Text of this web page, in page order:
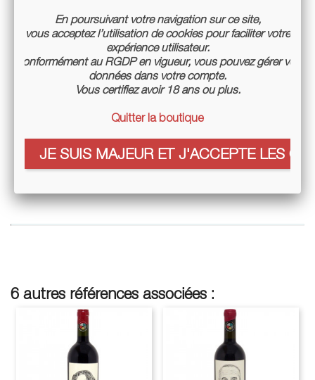
Prix
43,00 €
6 autres références associées :
En poursuivant votre navigation sur ce site,
vous acceptez l’utilisation de cookies pour faciliter votre
expérience utilisateur.
Conformément au RGDP en vigueur, vous pouvez gérer vos
données dans votre compte.
Vous certifiez avoir 18 ans ou plus.
Quitter la boutique
JE SUIS MAJEUR ET J'ACCEPTE LES